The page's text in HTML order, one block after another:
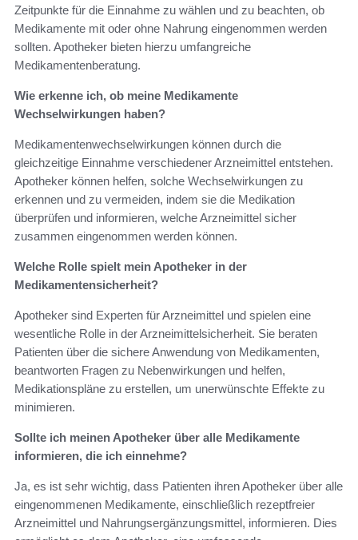
Zeitpunkte für die Einnahme zu wählen und zu beachten, ob
Medikamente mit oder ohne Nahrung eingenommen werden
sollten. Apotheker bieten hierzu umfangreiche
Medikamentenberatung.
Wie erkenne ich, ob meine Medikamente
Wechselwirkungen haben?
Medikamentenwechselwirkungen können durch die
gleichzeitige Einnahme verschiedener Arzneimittel entstehen.
Apotheker können helfen, solche Wechselwirkungen zu
erkennen und zu vermeiden, indem sie die Medikation
überprüfen und informieren, welche Arzneimittel sicher
zusammen eingenommen werden können.
Welche Rolle spielt mein Apotheker in der
Medikamentensicherheit?
Apotheker sind Experten für Arzneimittel und spielen eine
wesentliche Rolle in der Arzneimittelsicherheit. Sie beraten
Patienten über die sichere Anwendung von Medikamenten,
beantworten Fragen zu Nebenwirkungen und helfen,
Medikationspläne zu erstellen, um unerwünschte Effekte zu
minimieren.
Sollte ich meinen Apotheker über alle Medikamente
informieren, die ich einnehme?
Ja, es ist sehr wichtig, dass Patienten ihren Apotheker über alle
eingenommenen Medikamente, einschließlich rezeptfreier
Arzneimittel und Nahrungsergänzungsmittel, informieren. Dies